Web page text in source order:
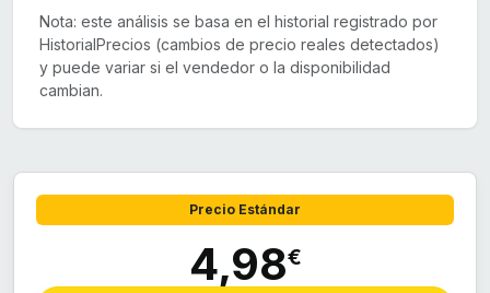
Nota: este análisis se basa en el historial registrado por
HistorialPrecios (cambios de precio reales detectados)
y puede variar si el vendedor o la disponibilidad
cambian.
Precio Estándar
4,98€